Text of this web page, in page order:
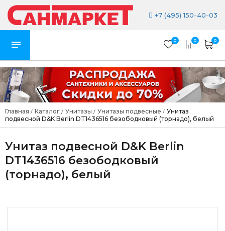
+7 (495) 150-40-03
0 0 0
Главная / Каталог / Унитазы / Унитазы подвесные / Унитаз
подвесной D&K Berlin DT1436516 безободковый (торнадо), белый
Унитаз подвесной D&K Berlin
DT1436516 безободковый
(торнадо), белый